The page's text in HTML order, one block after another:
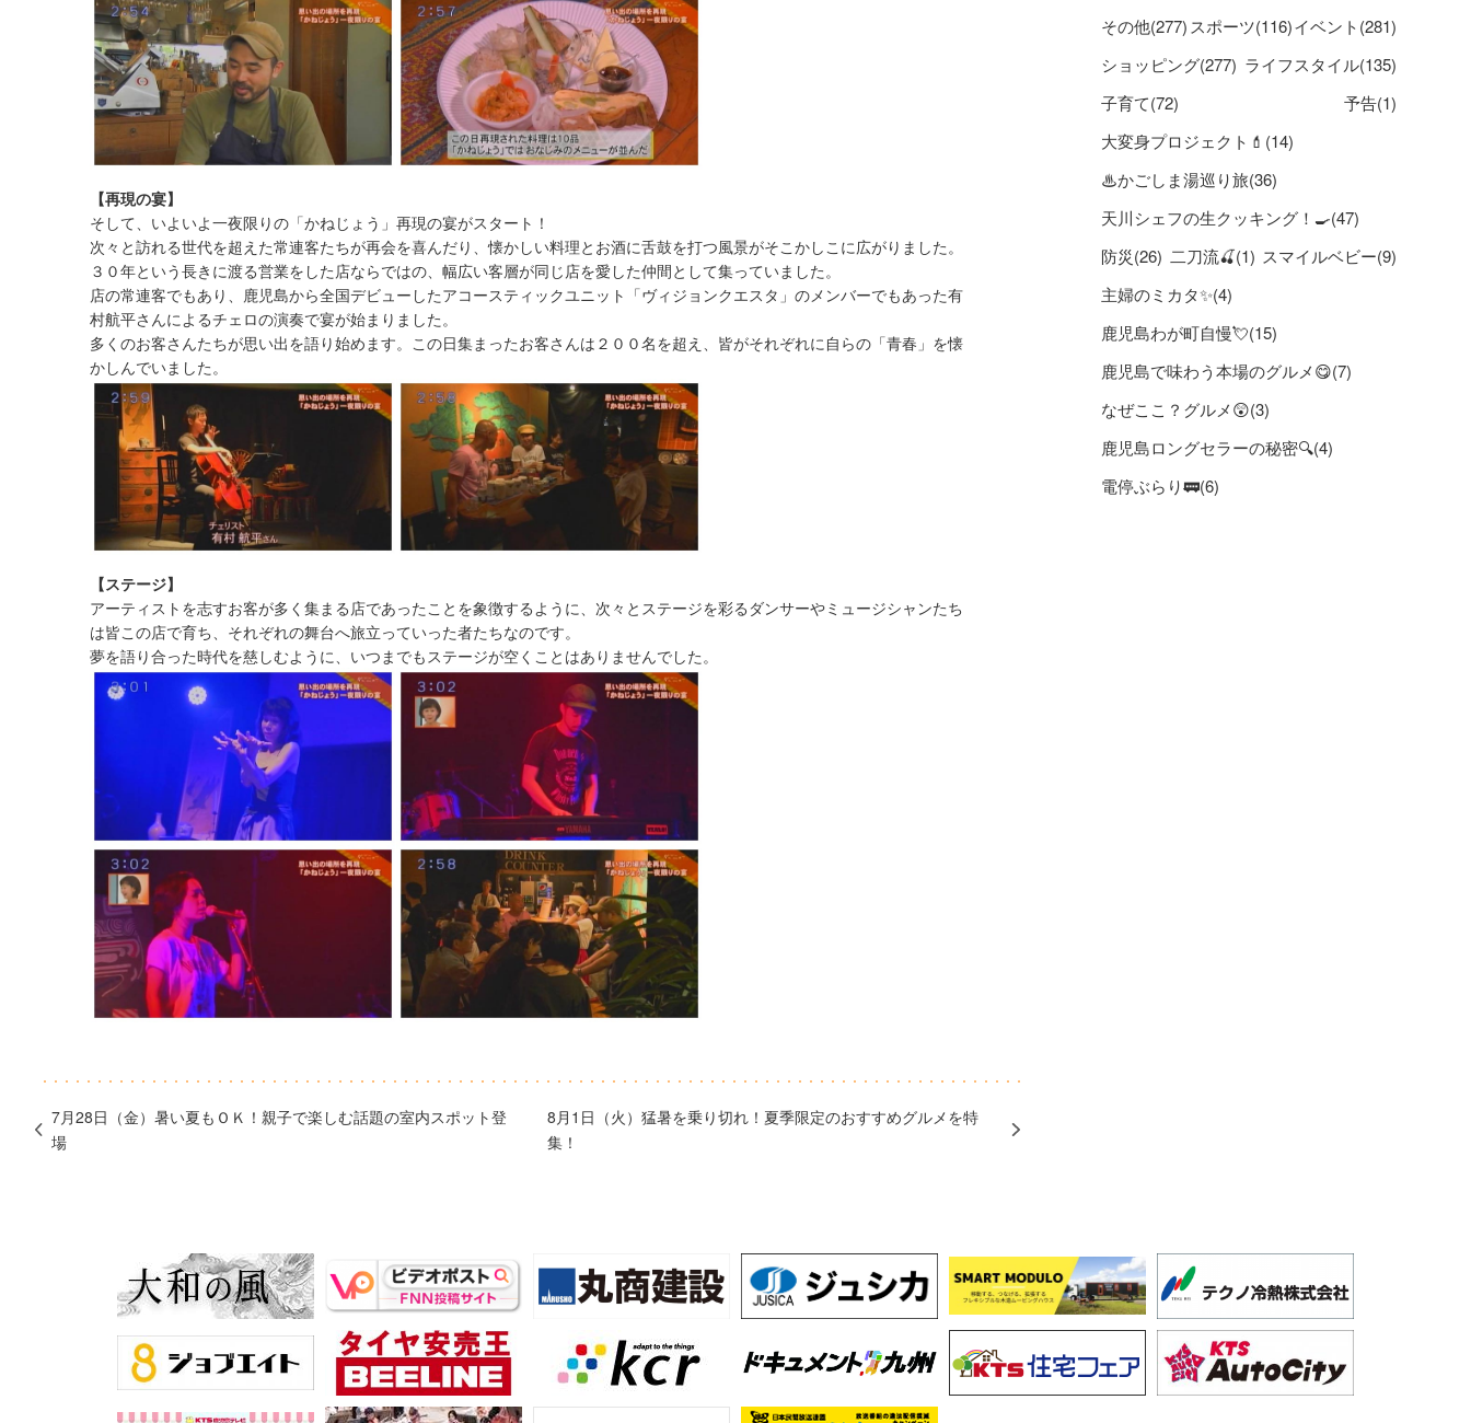
【再現の宴】
そして、いよいよ一夜限りの「かねじょう」再現の宴がスタート！
次々と訪れる世代を超えた常連客たちが再会を喜んだり、懐かしい料理とお酒に舌鼓を打つ風景がそこかしこに広がりました。
３０年という長きに渡る営業をした店ならではの、幅広い客層が同じ店を愛した仲間として集っていました。
店の常連客でもあり、鹿児島から全国デビューしたアコースティックユニット「ヴィジョンクエスタ」のメンバーでもあった有
村航平さんによるチェロの演奏で宴が始まりました。
多くのお客さんたちが思い出を語り始めます。この日集まったお客さんは２００名を超え、皆がそれぞれに自らの「青春」を懐
かしんでいました。
【ステージ】
アーティストを志すお客が多く集まる店であったことを象徴するように、次々とステージを彩るダンサーやミュージシャンたち
は皆この店で育ち、それぞれの舞台へ旅立っていった者たちなのです。
夢を語り合った時代を慈しむように、いつまでもステージが空くことはありませんでした。
7月28日（金）暑い夏もＯＫ！親子で楽しむ話題の室内スポット登
場
8月1日（火）猛暑を乗り切れ！夏季限定のおすすめグルメを特
集！
その他(277) スポーツ(116)イベント(281)
ショッピング(277) ライフスタイル(135)
子育て(72)
予告(1)
大変身プロジェクト💄(14)
♨かごしま湯巡り旅(36)
天川シェフの生クッキング！🍳(47)
防災(26) 二刀流🍒(1) スマイルベビー(9)
主婦のミカタ✨(4)
鹿児島わが町自慢💘(15)
鹿児島で味わう本場のグルメ😋(7)
なぜここ？グルメ😲(3)
鹿児島ロングセラーの秘密🔍(4)
電停ぶらり🚃(6)